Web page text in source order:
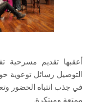
أعقبها تقديم مسرحية
التوصيل رسائل توعوية
في جذب انتباه الحضور
ممتعة ومبتكرة.